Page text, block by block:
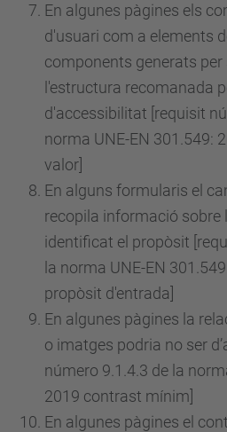
En algunes pàgines els
d'usuari com a elements
components generats
l'estructura recomanada
d'accessibilitat [requisit
norma UNE-EN 301.549:
valor]
En alguns formularis el
recopila informació sobre
identificat el propòsit
la norma UNE-EN
propòsit d'entrada]
En algunes pàgines la
o imatges podria no ser
número 9.1.4.3 de la
2019 contrast mínim]
En algunes pàgines el